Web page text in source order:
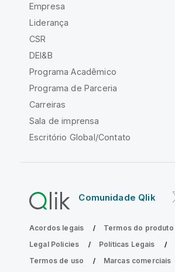
Empresa
Liderança
CSR
DEI&B
Programa Acadêmico
Programa de Parceria
Carreiras
Sala de imprensa
Escritório Global/Contato
Comunidade Qlik
Acordos legais
Termos do produto
Legal Policies
Políticas Legais
Termos de uso
Marcas comerciais